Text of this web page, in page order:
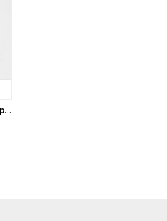
Art.5393/6676-01 96x8 mm Manija puente colores varios